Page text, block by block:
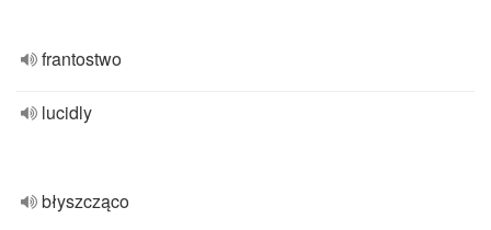
frantostwo
lucidly
błyszcząco